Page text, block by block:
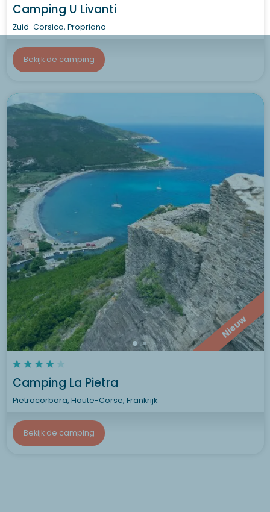
Camping U Livanti
Zuid-Corsica, Propriano
Bekijk de camping
Nieuw
Camping La Pietra
Pietracorbara, Haute-Corse, Frankrijk
Bekijk de camping